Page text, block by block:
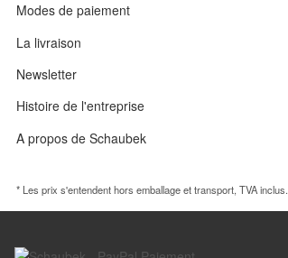
Modes de paiement
La livraison
Newsletter
Histoire de l'entreprise
A propos de Schaubek
* Les prix s'entendent hors emballage et transport, TVA inclus.